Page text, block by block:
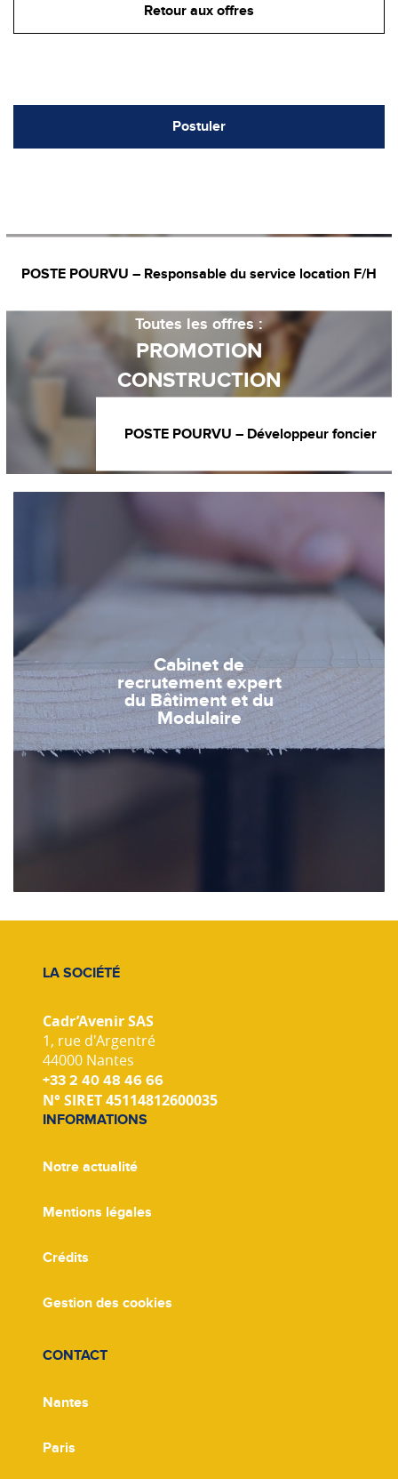
Retour aux offres
Postuler
POSTE POURVU – Responsable du service location F/H
Toutes les offres :
PROMOTION
CONSTRUCTION
POSTE POURVU – Développeur foncier
Cabinet de
recrutement expert
du Bâtiment et du
Modulaire
LA SOCIÉTÉ
Cadr’Avenir SAS
1, rue d'Argentré
44000 Nantes
+33 2 40 48 46 66
N° SIRET 45114812600035
INFORMATIONS
Notre actualité
Mentions légales
Crédits
Gestion des cookies
CONTACT
Nantes
Paris